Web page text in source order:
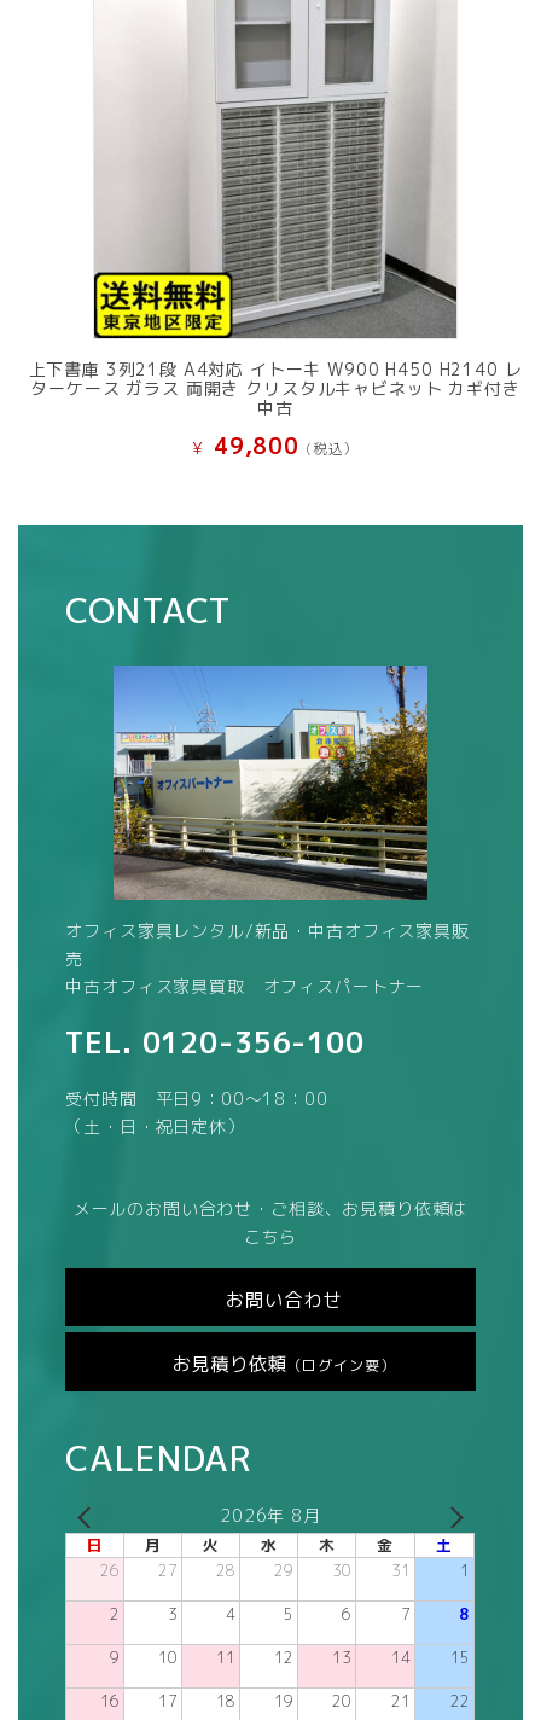
上下書庫 3列21段 A4対応 イトーキ W900 H450 H2140 レ
ターケース ガラス 両開き クリスタルキャビネット カギ付き
中古
¥ 49,800 (税込）
CONTACT
オフィス家具レンタル/新品・中古オフィス家具販
売
中古オフィス家具買取 オフィスパートナー
TEL. 0120-356-100
受付時間 平日9：00～18：00
（土・日・祝日定休）
メールのお問い合わせ・ご相談、お見積り依頼は
こちら
お問い合わせ
お見積り依頼 （ログイン要）
CALENDAR
2026年 8月
日 月 火 水 木 金 土
26 27 28 29 30 31 1
2 3 4 5 6 7 8
9 10 11 12 13 14 15
16 17 18 19 20 21 22